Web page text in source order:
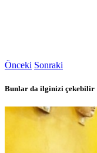
Önceki Sonraki
Bunlar da ilginizi çekebilir